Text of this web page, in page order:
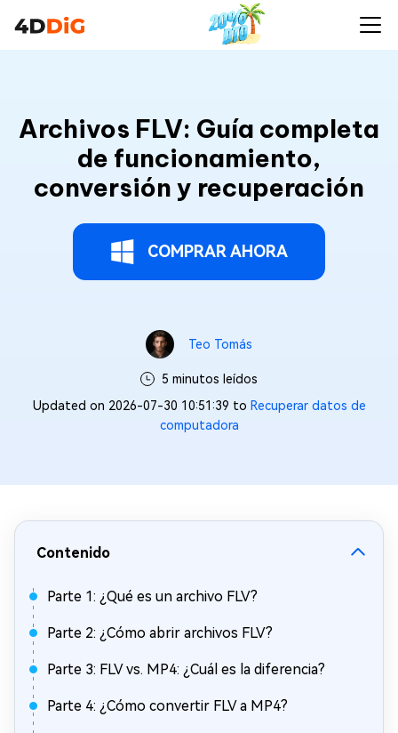
Archivos FLV: Guía completa
de funcionamiento,
conversión y recuperación
COMPRAR AHORA
Teo Tomás
5 minutos leídos
Updated on 2026-07-30 10:51:39 to Recuperar datos de
computadora
Contenido
Parte 1: ¿Qué es un archivo FLV?
Parte 2: ¿Cómo abrir archivos FLV?
Parte 3: FLV vs. MP4: ¿Cuál es la diferencia?
Parte 4: ¿Cómo convertir FLV a MP4?